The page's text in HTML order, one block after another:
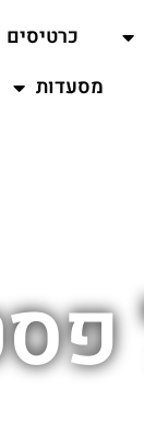
כרטיסים
מסעדות